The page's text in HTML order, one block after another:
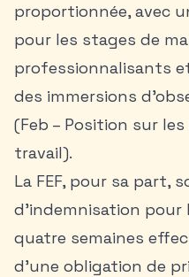
proportionnée, avec
pour les stages de
professionnalisants
des immersions
(Feb – Position sur
travail).
La FEF, pour sa part,
d’indemnisation
quatre semaines
d’une obligation de